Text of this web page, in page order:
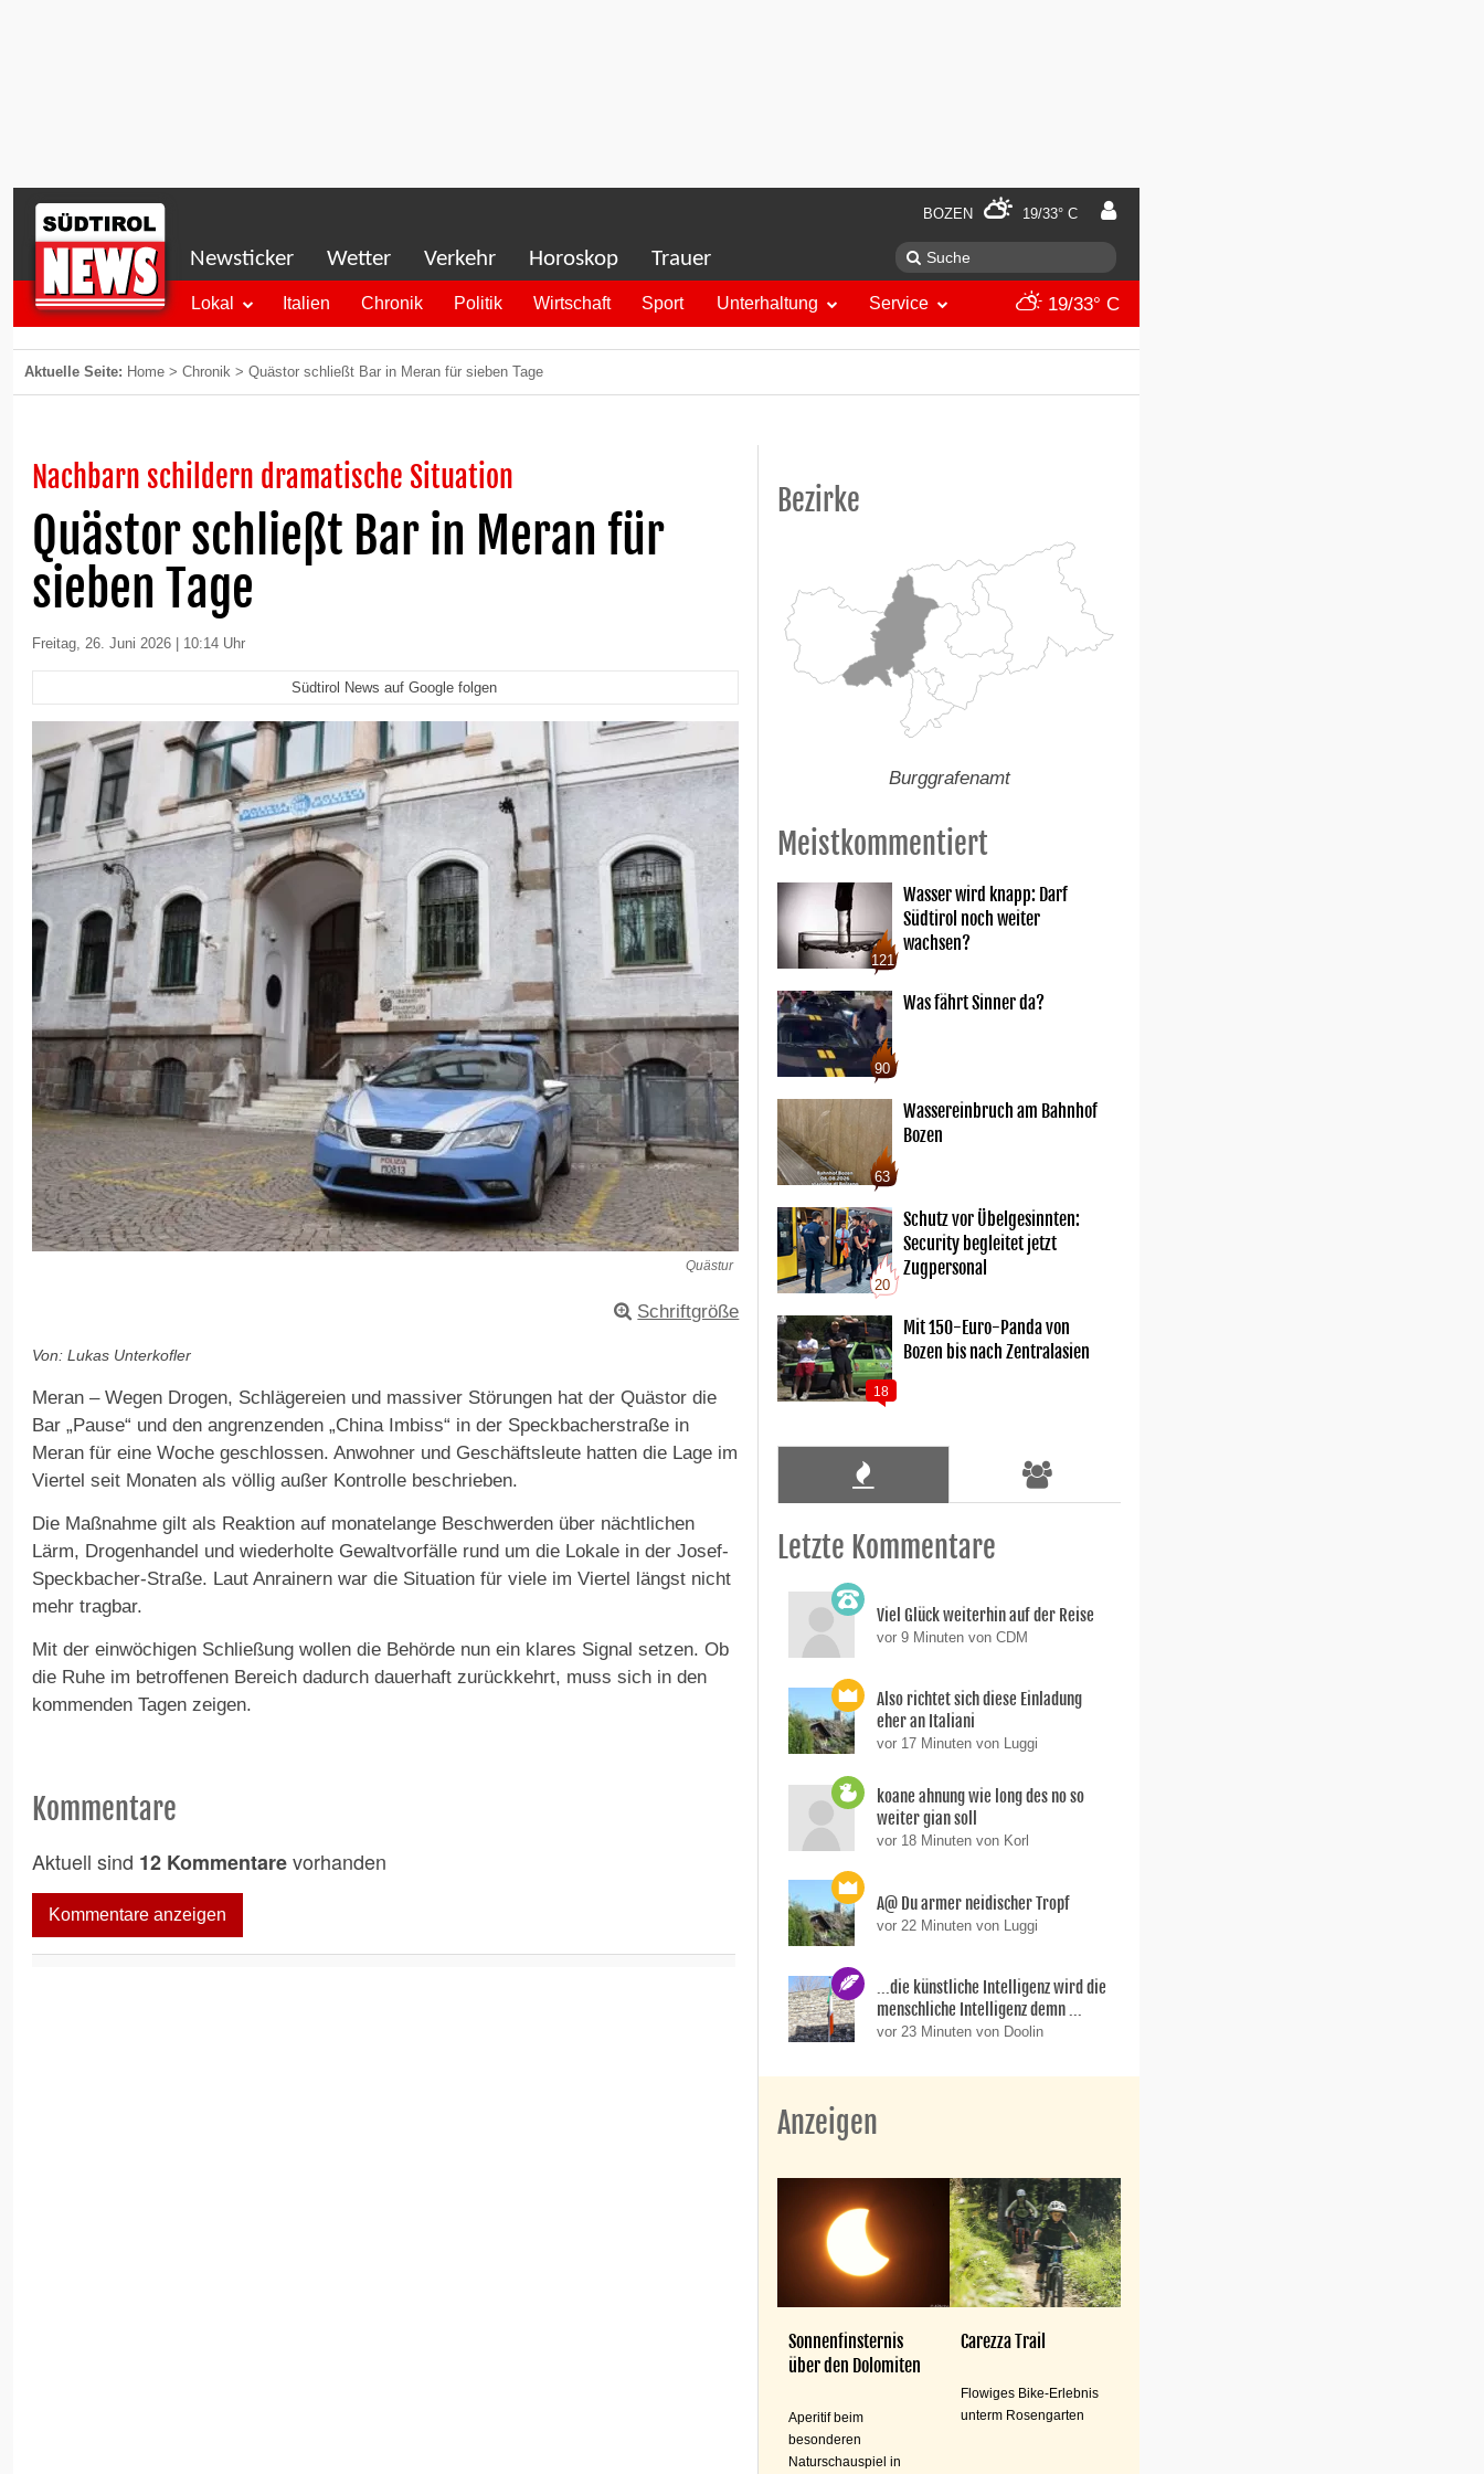
BOZEN 19/33° C
Newsticker Wetter Verkehr Horoskop Trauer
Lokal Italien Chronik Politik Wirtschaft Sport Unterhaltung Service 19/33° C
Aktuelle Seite: Home > Chronik > Quästor schließt Bar in Meran für sieben Tage
Nachbarn schildern dramatische Situation
Quästor schließt Bar in Meran für
sieben Tage
Freitag, 26. Juni 2026 | 10:14 Uhr
Südtirol News auf Google folgen
Quästur
Schriftgröße
Von: Lukas Unterkofler
Meran – Wegen Drogen, Schlägereien und massiver Störungen hat der Quästor die
Bar „Pause“ und den angrenzenden „China Imbiss“ in der Speckbacherstraße in
Meran für eine Woche geschlossen. Anwohner und Geschäftsleute hatten die Lage im
Viertel seit Monaten als völlig außer Kontrolle beschrieben.
Die Maßnahme gilt als Reaktion auf monatelange Beschwerden über nächtlichen
Lärm, Drogenhandel und wiederholte Gewaltvorfälle rund um die Lokale in der Josef-
Speckbacher-Straße. Laut Anrainern war die Situation für viele im Viertel längst nicht
mehr tragbar.
Mit der einwöchigen Schließung wollen die Behörde nun ein klares Signal setzen. Ob
die Ruhe im betroffenen Bereich dadurch dauerhaft zurückkehrt, muss sich in den
kommenden Tagen zeigen.
Kommentare
Aktuell sind 12 Kommentarevorhanden
Kommentare anzeigen
Bezirke
Burggrafenamt
Meistkommentiert
121
Wasser wird knapp: Darf
Südtirol noch weiter
wachsen?
90
Was fährt Sinner da?
63
Wassereinbruch am Bahnhof
Bozen
20
Schutz vor Übelgesinnten:
Security begleitet jetzt
Zugpersonal
18
Mit 150-Euro-Panda von
Bozen bis nach Zentralasien
Letzte Kommentare
Viel Glück weiterhin auf der Reise
vor 9 Minuten von CDM
Also richtet sich diese Einladung
eher an Italiani
vor 17 Minuten von Luggi
koane ahnung wie long des no so
weiter gian soll
vor 18 Minuten von Korl
A@ Du armer neidischer Tropf
vor 22 Minuten von Luggi
...die künstliche Intelligenz wird die
menschliche Intelligenz demn ...
vor 23 Minuten von Doolin
Anzeigen
Sonnenfinsternis
über den Dolomiten
Aperitif beim
besonderen
Naturschauspiel in
Carezza Trail
Flowiges Bike-Erlebnis
unterm Rosengarten